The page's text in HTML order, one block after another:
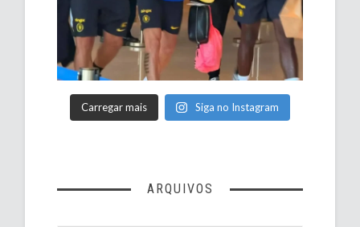
Carregar mais Siga no Instagram
ARQUIVOS